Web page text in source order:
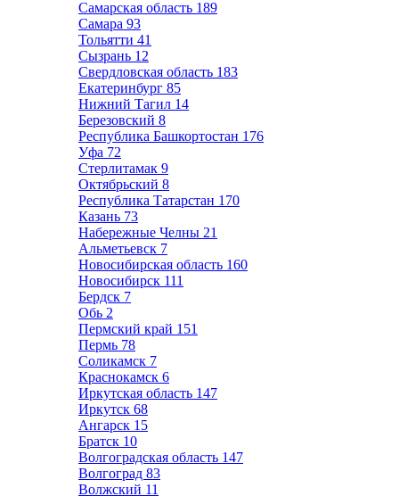
Самарская область 189
Самара 93
Тольятти 41
Сызрань 12
Свердловская область 183
Екатеринбург 85
Нижний Тагил 14
Березовский 8
Республика Башкортостан 176
Уфа 72
Стерлитамак 9
Октябрьский 8
Республика Татарстан 170
Казань 73
Набережные Челны 21
Альметьевск 7
Новосибирская область 160
Новосибирск 111
Бердск 7
Обь 2
Пермский край 151
Пермь 78
Соликамск 7
Краснокамск 6
Иркутская область 147
Иркутск 68
Ангарск 15
Братск 10
Волгоградская область 147
Волгоград 83
Волжский 11